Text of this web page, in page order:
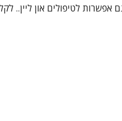
לטיפולים און ליין..